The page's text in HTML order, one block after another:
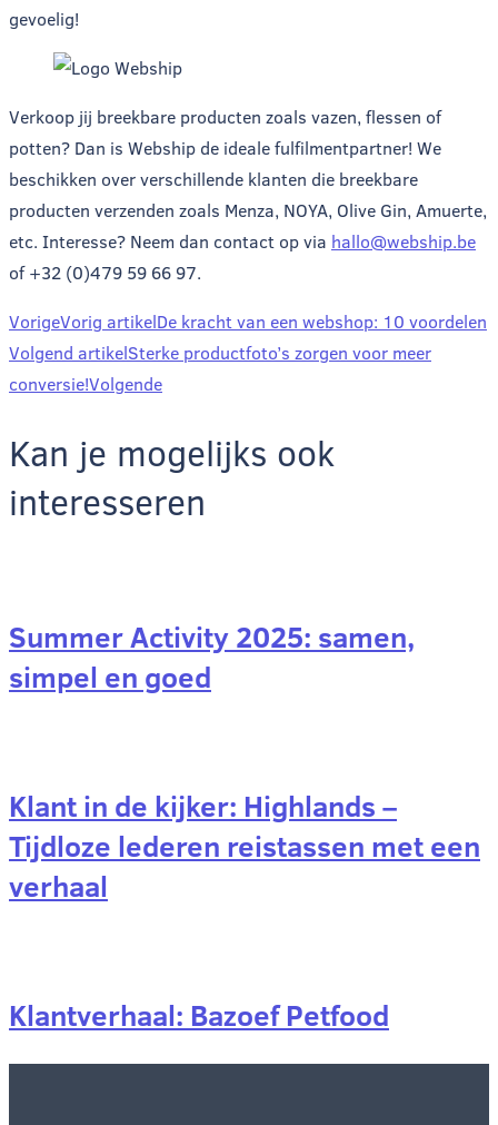
gevoelig!
Verkoop jij breekbare producten zoals vazen, flessen of
potten? Dan is Webship de ideale fulfilmentpartner! We
beschikken over verschillende klanten die breekbare
producten verzenden zoals Menza, NOYA, Olive Gin, Amuerte,
etc. Interesse? Neem dan contact op via hallo@webship.be
of +32 (0)479 59 66 97.
VorigeVorig artikelDe kracht van een webshop: 10 voordelen
Volgend artikelSterke productfoto’s zorgen voor meer
conversie!Volgende
Kan je mogelijks ook
interesseren
Summer Activity 2025: samen,
simpel en goed
Klant in de kijker: Highlands –
Tijdloze lederen reistassen met een
verhaal
Klantverhaal: Bazoef Petfood